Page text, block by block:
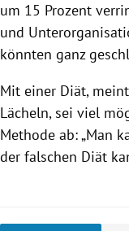
um 15 Prozent
und
könnten ganz
Mit einer Diät,
Lächeln, sei viel
Methode ab: „Man
der falschen Diät